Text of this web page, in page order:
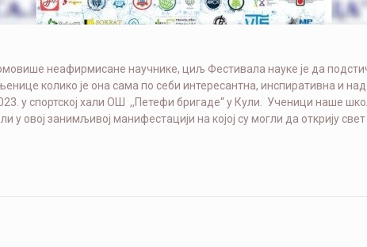
неафирмисане научнике, циљ Фестивала науке је да
колико је она сама по себи интересантна, инспиративна и
у спортској хали ОШ ,,Петефи бригаде“ у Кули. Ученици наше
у овој занимљивој манифестацији на којој су могли да открију